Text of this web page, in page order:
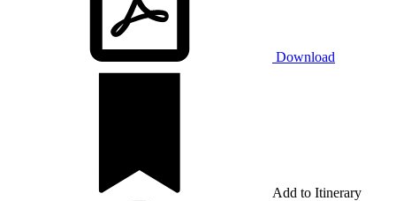
Download
Add to Itinerary